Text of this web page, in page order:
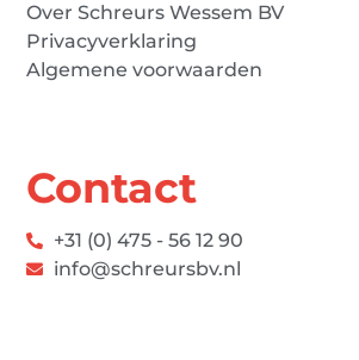
Over Schreurs Wessem BV
Privacyverklaring
Algemene voorwaarden
Contact
+31 (0) 475 - 56 12 90
info@schreursbv.nl